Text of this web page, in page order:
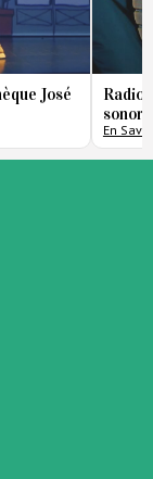
José
Radio
En